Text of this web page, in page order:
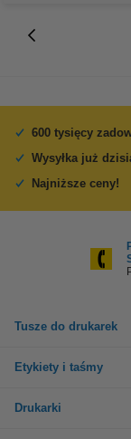
600 tysięcy
Wysyłka już
Najniższe ceny!
Tusze do drukarek
Etykiety i taśmy
Drukarki